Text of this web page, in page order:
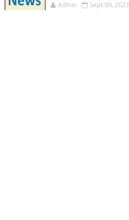
Admin Sept 09, 2023